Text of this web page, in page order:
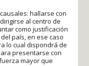
hallarse con
al centro de
como justificación
país, en ese caso
lo cual dispondrá de
presentarse con
mayor que